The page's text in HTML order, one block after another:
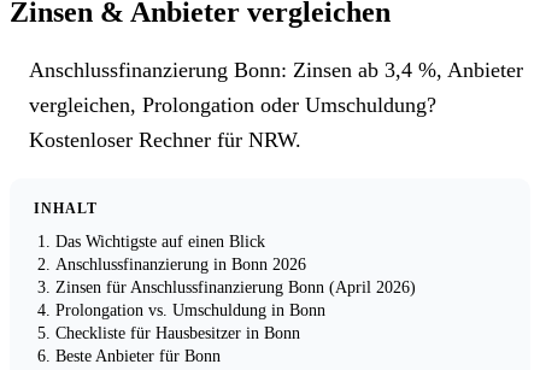
Zinsen & Anbieter vergleichen
Anschlussfinanzierung Bonn: Zinsen ab 3,4 %, Anbieter
vergleichen, Prolongation oder Umschuldung?
Kostenloser Rechner für NRW.
INHALT
Das Wichtigste auf einen Blick
Anschlussfinanzierung in Bonn 2026
Zinsen für Anschlussfinanzierung Bonn (April 2026)
Prolongation vs. Umschuldung in Bonn
Checkliste für Hausbesitzer in Bonn
Beste Anbieter für Bonn